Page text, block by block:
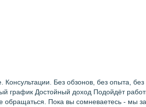
Без обзонов, без опыта,
график Достойный доход Подойдёт
Пока вы сомневаетесь - мы